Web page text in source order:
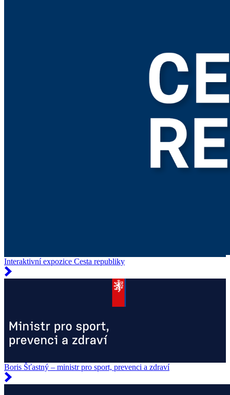
Interaktivní expozice Cesta republiky
Boris Šťastný – ministr pro sport, prevenci a zdraví